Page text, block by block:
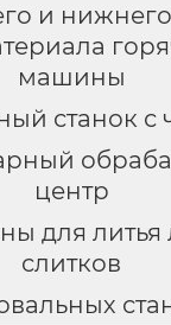
и
машины
станок с
центр
для литья
слитков